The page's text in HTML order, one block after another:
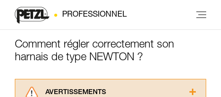
PROFESSIONNEL
Comment régler correctement son
harnais de type NEWTON ?
AVERTISSEMENTS